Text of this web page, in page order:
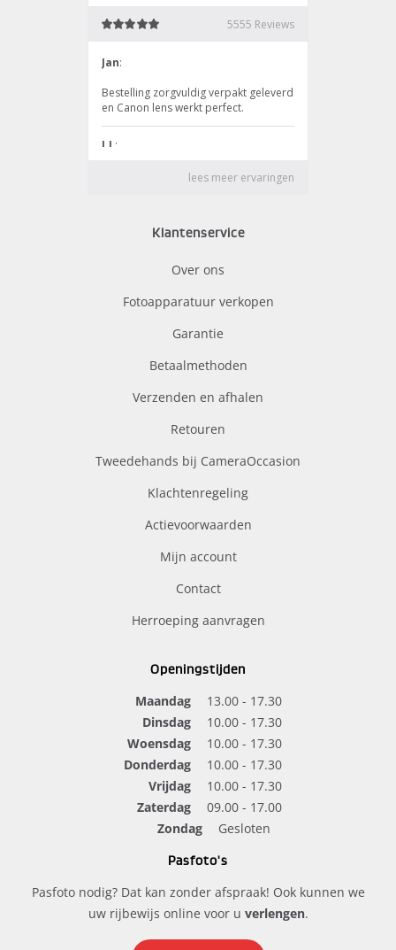
Klantenservice
Over ons
Fotoapparatuur verkopen
Garantie
Betaalmethoden
Verzenden en afhalen
Retouren
Tweedehands bij CameraOccasion
Klachtenregeling
Actievoorwaarden
Mijn account
Contact
Herroeping aanvragen
Openingstijden
Maandag
13.00 - 17.30
Dinsdag
10.00 - 17.30
Woensdag
10.00 - 17.30
Donderdag
10.00 - 17.30
Vrijdag
10.00 - 17.30
Zaterdag
09.00 - 17.00
Zondag
Gesloten
Pasfoto's
Pasfoto nodig? Dat kan zonder afspraak! Ook kunnen we
uw rijbewijs online voor u verlengen.